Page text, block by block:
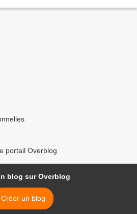
portail Overblog
blog sur Overblog
Créer un blog